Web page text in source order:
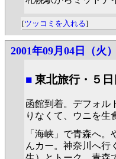
[ツッコミを入れる]
2001年09月04日（火）
■ 東北旅行・５日
函館到着。デフォル
りなくて、ウニを生
「海峡」で青森へ
んカー。神奈川へ行